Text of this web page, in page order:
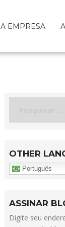
A EMPRESA
OTHER
Português
ASSINAR
Digite seu